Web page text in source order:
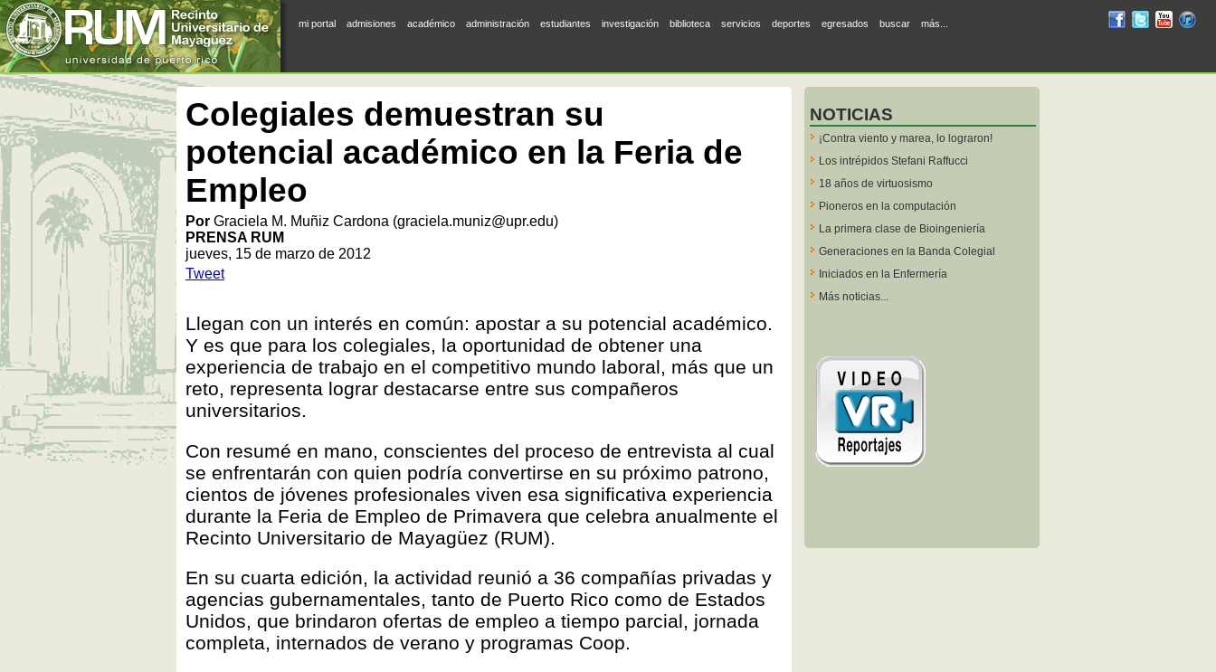
mi portal admisiones académico administración estudiantes investigación biblioteca servicios deportes egresados buscar más...
RUMRUMRUM
Colegiales demuestran su
potencial académico en la Feria de
Empleo
Por Graciela M. Muñiz Cardona (graciela.muniz@upr.edu)
PRENSA RUM
jueves, 15 de marzo de 2012
Tweet
Llegan con un interés en común: apostar a su potencial académico.
Y es que para los colegiales, la oportunidad de obtener una
experiencia de trabajo en el competitivo mundo laboral, más que un
reto, representa lograr destacarse entre sus compañeros
universitarios.
Con resumé en mano, conscientes del proceso de entrevista al cual
se enfrentarán con quien podría convertirse en su próximo patrono,
cientos de jóvenes profesionales viven esa significativa experiencia
durante la Feria de Empleo de Primavera que celebra anualmente el
Recinto Universitario de Mayagüez (RUM).
En su cuarta edición, la actividad reunió a 36 compañías privadas y
agencias gubernamentales, tanto de Puerto Rico como de Estados
Unidos, que brindaron ofertas de empleo a tiempo parcial, jornada
completa, internados de verano y programas Coop.
NOTICIAS
¡Contra viento y marea, lo lograron!
Los intrépidos Stefani Raffucci
18 años de virtuosismo
Pioneros en la computación
La primera clase de Bioingeniería
Generaciones en la Banda Colegial
Iniciados en la Enfermería
Más noticias...